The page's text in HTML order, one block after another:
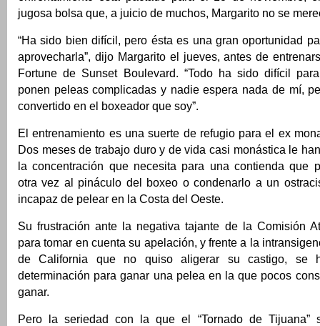
jugosa bolsa que, a juicio de muchos, Margarito no se
“Ha sido bien difícil, pero ésta es una gran oportunidad
aprovecharla”, dijo Margarito el jueves, antes de
Fortune de Sunset Boulevard. “Todo ha sido difícil
ponen peleas complicadas y nadie espera nada de mí,
convertido en el boxeador que soy”.
El entrenamiento es una suerte de refugio para el ex
Dos meses de trabajo duro y de vida casi monástica le
la concentración que necesita para una contienda que
otra vez al pináculo del boxeo o condenarlo a un
incapaz de pelear en la Costa del Oeste.
Su frustración ante la negativa tajante de la Comisión
para tomar en cuenta su apelación, y frente a la
de California que no quiso aligerar su castigo, se
determinación para ganar una pelea en la que pocos
ganar.
Pero la seriedad con la que el “Tornado de Tijuana”